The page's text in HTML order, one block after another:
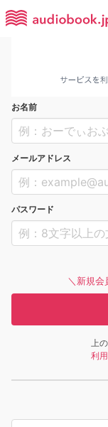
お名前
メールアドレス
パスワード
＼新規会
上
利